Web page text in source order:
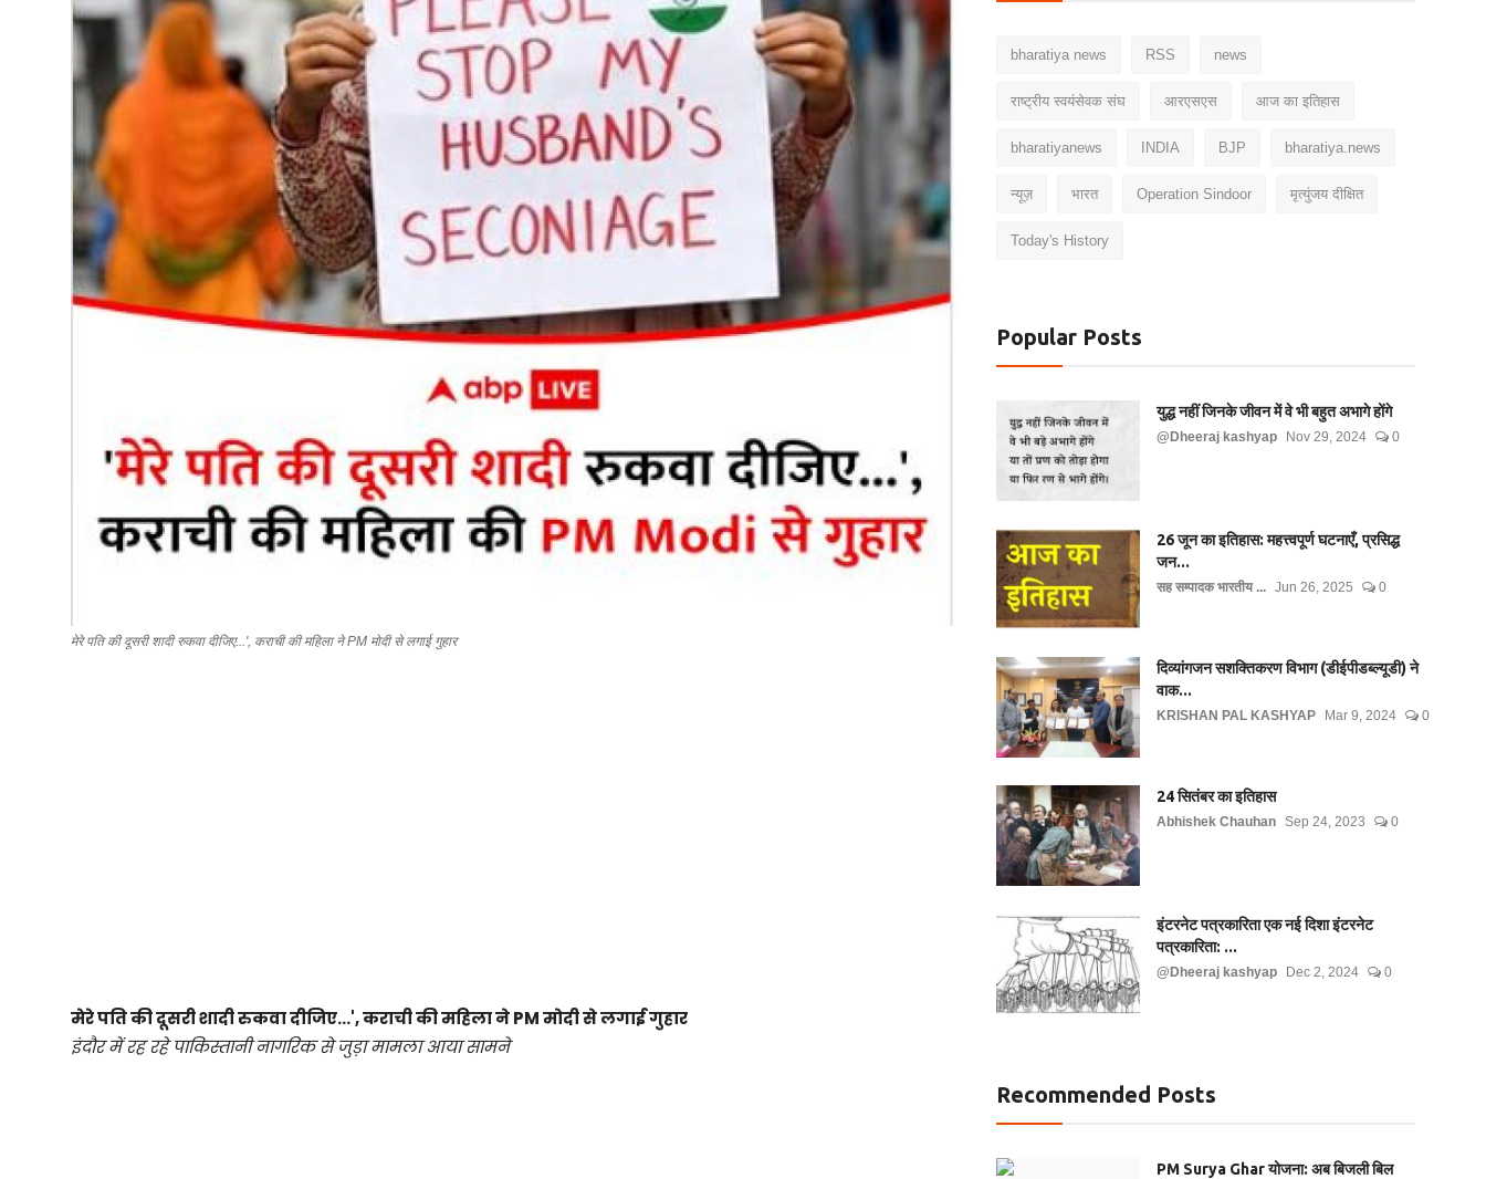
मेरे पति की दूसरी शादी रुकवा दीजिए...', कराची की महिला ने PM मोदी से लगाई गुहार
मेरेपतिकीदूसरीशादीरुकवादीजिए...',कराचीकीमहिलानेPMमोदीसेलगाईगुहार
इंदौरमेंरहरहेपाकिस्तानीनागरिकसेजुड़ामामलाआयासामने
bharatiya news RSS news
राष्ट्रीय स्वयंसेवक संघ आरएसएस आज का इतिहास
bharatiyanews INDIA BJP bharatiya.news
न्यूज़ भारत Operation Sindoor मृत्युंजय दीक्षित
Today's History
Popular Posts
युद्ध नहीं जिनके जीवन में वे भी बहुत अभागे होंगे
@Dheeraj kashyap Nov 29, 2024 0
26 जून का इतिहास: महत्त्वपूर्ण घटनाएँ, प्रसिद्ध
जन...
सह सम्पादक भारतीय ... Jun 26, 2025 0
दिव्यांगजन सशक्तिकरण विभाग (डीईपीडब्ल्यूडी) ने
वाक...
KRISHAN PAL KASHYAP Mar 9, 2024 0
24 सितंबर का इतिहास
Abhishek Chauhan Sep 24, 2023 0
इंटरनेट पत्रकारिता एक नई दिशा इंटरनेट
पत्रकारिता: ...
@Dheeraj kashyap Dec 2, 2024 0
Recommended Posts
PM Surya Ghar योजना: अब बिजली बिल